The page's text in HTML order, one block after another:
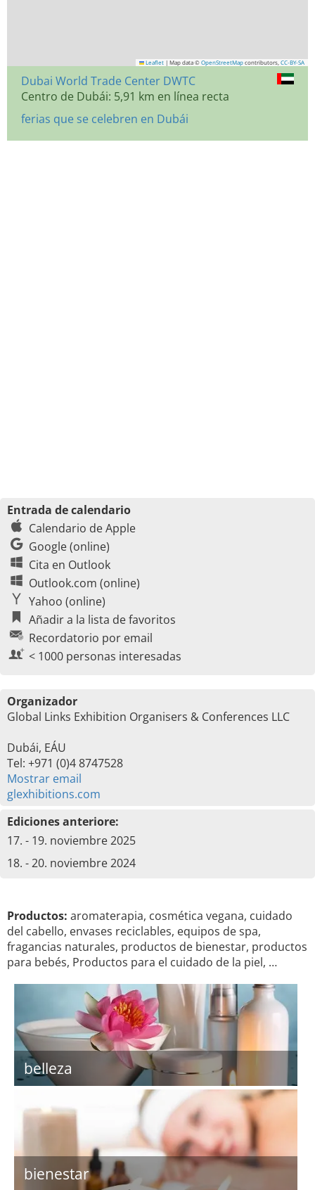
Leaflet | Map data © OpenStreetMap contributors, CC-BY-SA
Dubai World Trade Center DWTC
Centro de Dubái: 5,91 km en línea recta
ferias que se celebren en Dubái
Entrada de calendario
Calendario de Apple
Google (online)
Cita en Outlook
Outlook.com (online)
Yahoo (online)
Añadir a la lista de favoritos
Recordatorio por email
< 1000 personas interesadas
Organizador
Global Links Exhibition Organisers & Conferences LLC
Dubái, EÁU
Tel: +971 (0)4 8747528
Mostrar email
glexhibitions.com
Ediciones anteriore:
17. - 19. noviembre 2025
18. - 20. noviembre 2024
Productos: aromaterapia, cosmética vegana, cuidado
del cabello, envases reciclables, equipos de spa,
fragancias naturales, productos de bienestar, productos
para bebés, Productos para el cuidado de la piel, …
belleza
bienestar